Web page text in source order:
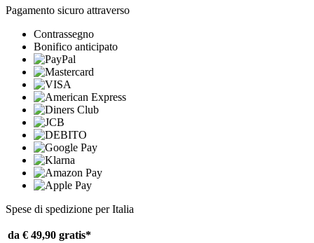
Pagamento sicuro attraverso
Contrassegno
Bonifico anticipato
Spese di spedizione per Italia
da € 49,90 gratis*